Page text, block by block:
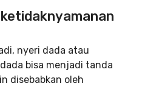
nyeri dada atau
bisa menjadi tanda
disebabkan oleh